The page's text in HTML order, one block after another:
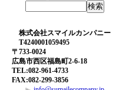
株式会社スマイルカンパニー
T4240001059495
〒733-0024
広島市西区福島町2-6-18
TEL:082-961-4733
FAX:082-299-3856